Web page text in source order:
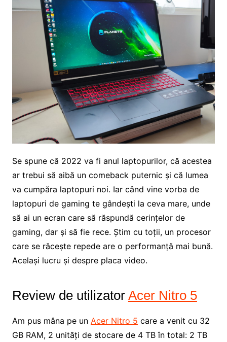
Se spune că 2022 va fi anul laptopurilor, că acestea
ar trebui să aibă un comeback puternic și că lumea
va cumpăra laptopuri noi. Iar când vine vorba de
laptopuri de gaming te gândești la ceva mare, unde
să ai un ecran care să răspundă cerințelor de
gaming, dar și să fie rece. Știm cu toții, un procesor
care se răcește repede are o performanță mai bună.
Același lucru și despre placa video.
Review de utilizator Acer Nitro 5
Am pus mâna pe un Acer Nitro 5 care a venit cu 32
GB RAM, 2 unități de stocare de 4 TB în total: 2 TB